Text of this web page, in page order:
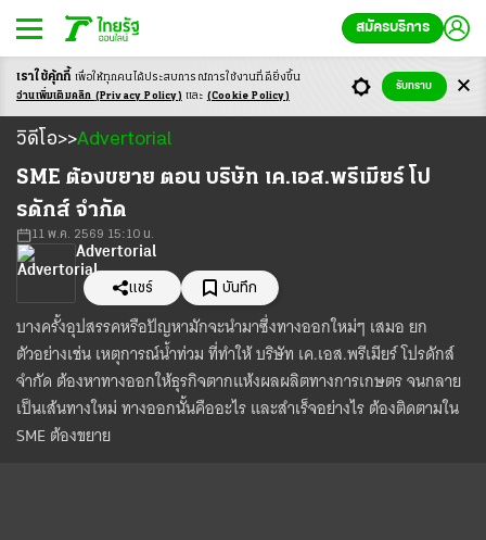
สมัครบริการ
วิดีโอ
วิดีโอ>>Advertorial
Loaded
SME ต้องขยาย ตอน บริษัท เค.เอส.พรีเมียร์ โป
รดักส์ จำกัด
11 พ.ค. 2569 15:10 น.
Advertorial
แชร์ บันทึก
บางครั้งอุปสรรคหรือปัญหามักจะนำมาซึ่งทางออกใหม่ๆ เสมอ ยก
ตัวอย่างเช่น เหตุการณ์น้ำท่วม ที่ทำให้ บริษัท เค.เอส.พรีเมียร์ โปรดักส์
จำกัด ต้องหาทางออกให้ธุรกิจตากแห้งผลผลิตทางการเกษตร จนกลาย
เป็นเส้นทางใหม่ ทางออกนั้นคืออะไร และสำเร็จอย่างไร ต้องติดตามใน
SME ต้องขยาย
เราใช้คุ้กกี้ เพื่อให้ทุกคนได้ประสบการณ์การใช้งานที่ดียิ่งขึ้น
อ่านเพิ่มเติมคลิก (Privacy Policy) และ (Cookie Policy)
รับทราบ